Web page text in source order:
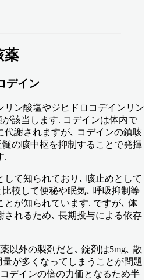
薬
デイン
リン酸塩やジヒドロコデインリン
該当します. コデインは体内で
代謝されますが､ コデインの鎮咳
の咳中枢を抑制することで発揮
.
して知られており､ 咳止めとして
較して便秘や眠気､ 呼吸抑制等
が知られています. ですが､ 体
されるため､ 長期投与による依存
以外の製剤だと､ 錠剤は5mg､ 散
が多くなってしまうことが問題
デインの倍の力価となるため半